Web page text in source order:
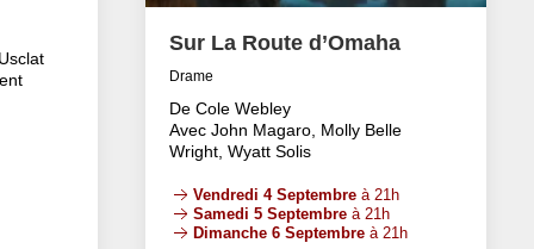
Sur La Route d’Omaha
Drame
De Cole Webley
Avec John Magaro, Molly Belle
Wright, Wyatt Solis
Vendredi 4 Septembre à 21h
Samedi 5 Septembre à 21h
Dimanche 6 Septembre à 21h